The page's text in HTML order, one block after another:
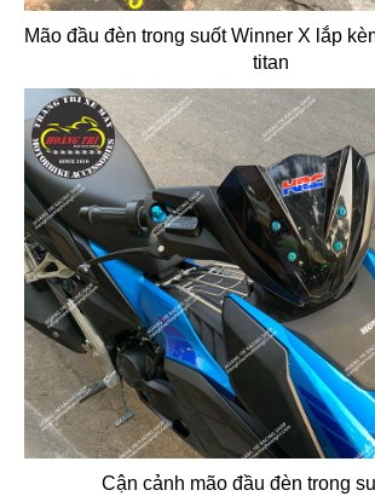
Mão đầu đèn trong suốt Winner X lắp
titan
Cận cảnh mão đầu đèn trong